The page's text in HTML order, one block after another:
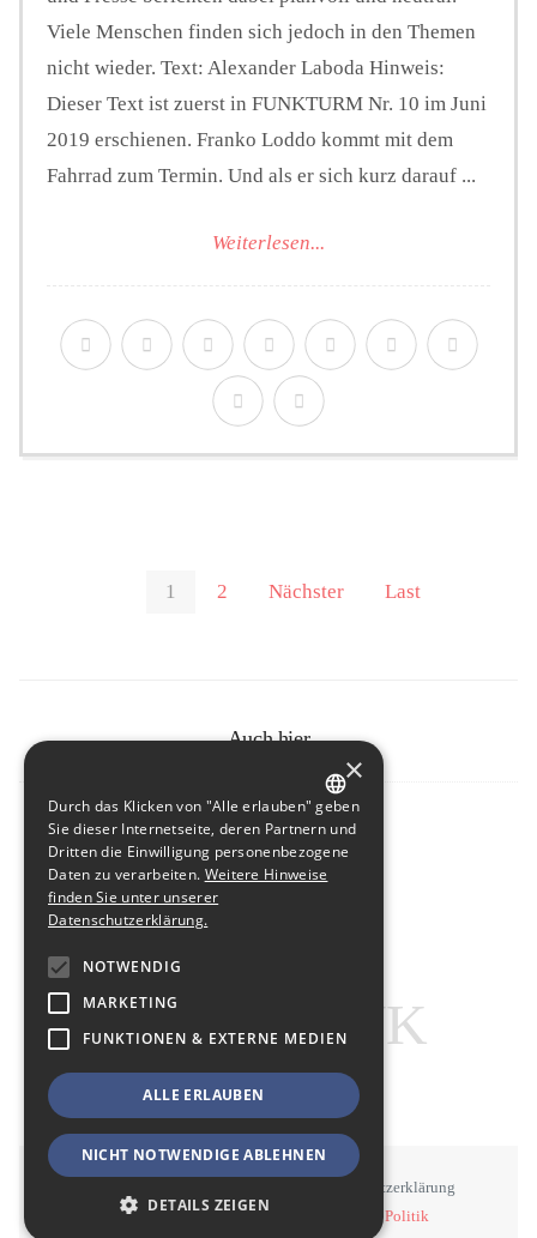
Viele Menschen finden sich jedoch in den Themen
nicht wieder. Text: Alexander Laboda Hinweis:
Dieser Text ist zuerst in FUNKTURM Nr. 10 im Juni
2019 erschienen. Franko Loddo kommt mit dem
Fahrrad zum Termin. Und als er sich kurz darauf ...
Weiterlesen...
1 2 Nächster Last
Auch hier
Facebook
Datenschutzerklärung
©STAWOWY - Kommunikation, Medien, Politik
GERMAN
ENGLISH
×
Durch das Klicken von "Alle erlauben" geben
Sie dieser Internetseite, deren Partnern und
Dritten die Einwilligung personenbezogene
Daten zu verarbeiten. Weitere Hinweise
finden Sie unter unserer
Datenschutzerklärung.
NOTWENDIG
MARKETING
FUNKTIONEN & EXTERNE MEDIEN
ALLE ERLAUBEN
NICHT NOTWENDIGE ABLEHNEN
DETAILS ZEIGEN